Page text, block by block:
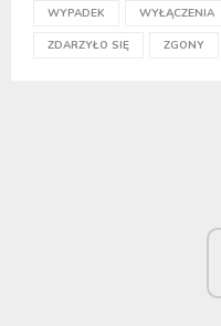
WYPADEK WYŁĄCZENIA
ZDARZYŁO SIĘ ZGONY